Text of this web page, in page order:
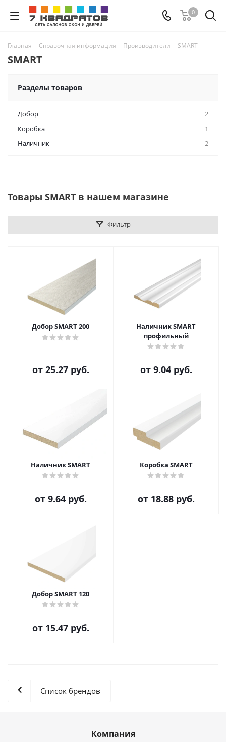
0
Главная - Справочная информация - Производители - SMART
SMART
Разделы товаров
Добор
2
Коробка
1
Наличник
2
Товары SMART в нашем магазине
Фильтр
Добор SMART 200
от 25.27 руб.
Наличник SMART
профильный
от 9.04 руб.
Наличник SMART
от 9.64 руб.
Коробка SMART
от 18.88 руб.
Добор SMART 120
от 15.47 руб.
Список брендов
Компания